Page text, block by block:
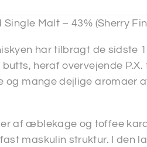
Malt – 43% (Sherry
har tilbragt de sidste
heraf overvejende
og mange dejlige aromaer
af æblekage og toffee
maskulin struktur. I den